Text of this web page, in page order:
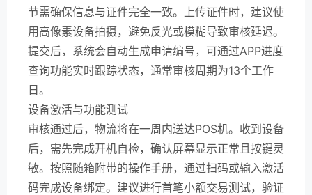
节需确保信息与证件完全一致。上传证件时，建议使
用高像素设备拍摄，避免反光或模糊导致审核延迟。
提交后，系统会自动生成申请编号，可通过APP进度
查询功能实时跟踪状态，通常审核周期为13个工作
日。
设备激活与功能测试
审核通过后，物流将在一周内送达POS机。收到设备
后，需先完成开机自检，确认屏幕显示正常且按键灵
敏。按照随箱附带的操作手册，通过扫码或输入激活
码完成设备绑定。建议进行首笔小额交易测试，验证